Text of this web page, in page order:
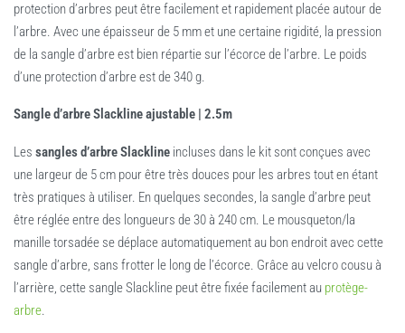
protection d’arbres peut être facilement et rapidement placée autour de
l’arbre. Avec une épaisseur de 5 mm et une certaine rigidité, la pression
de la sangle d’arbre est bien répartie sur l’écorce de l’arbre. Le poids
d’une protection d’arbre est de 340 g.
Sangle d’arbre Slackline ajustable | 2.5m
Les sangles d’arbre Slackline incluses dans le kit sont conçues avec
une largeur de 5 cm pour être très douces pour les arbres tout en étant
très pratiques à utiliser. En quelques secondes, la sangle d’arbre peut
être réglée entre des longueurs de 30 à 240 cm. Le mousqueton/la
manille torsadée se déplace automatiquement au bon endroit avec cette
sangle d’arbre, sans frotter le long de l’écorce. Grâce au velcro cousu à
l’arrière, cette sangle Slackline peut être fixée facilement au protège-
arbre